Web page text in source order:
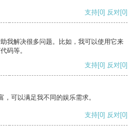
支持[0] 反对[0]
我解决很多问题。比如，我可以使用它来
码等。
支持[0] 反对[0]
可以满足我不同的娱乐需求。
支持[0] 反对[0]